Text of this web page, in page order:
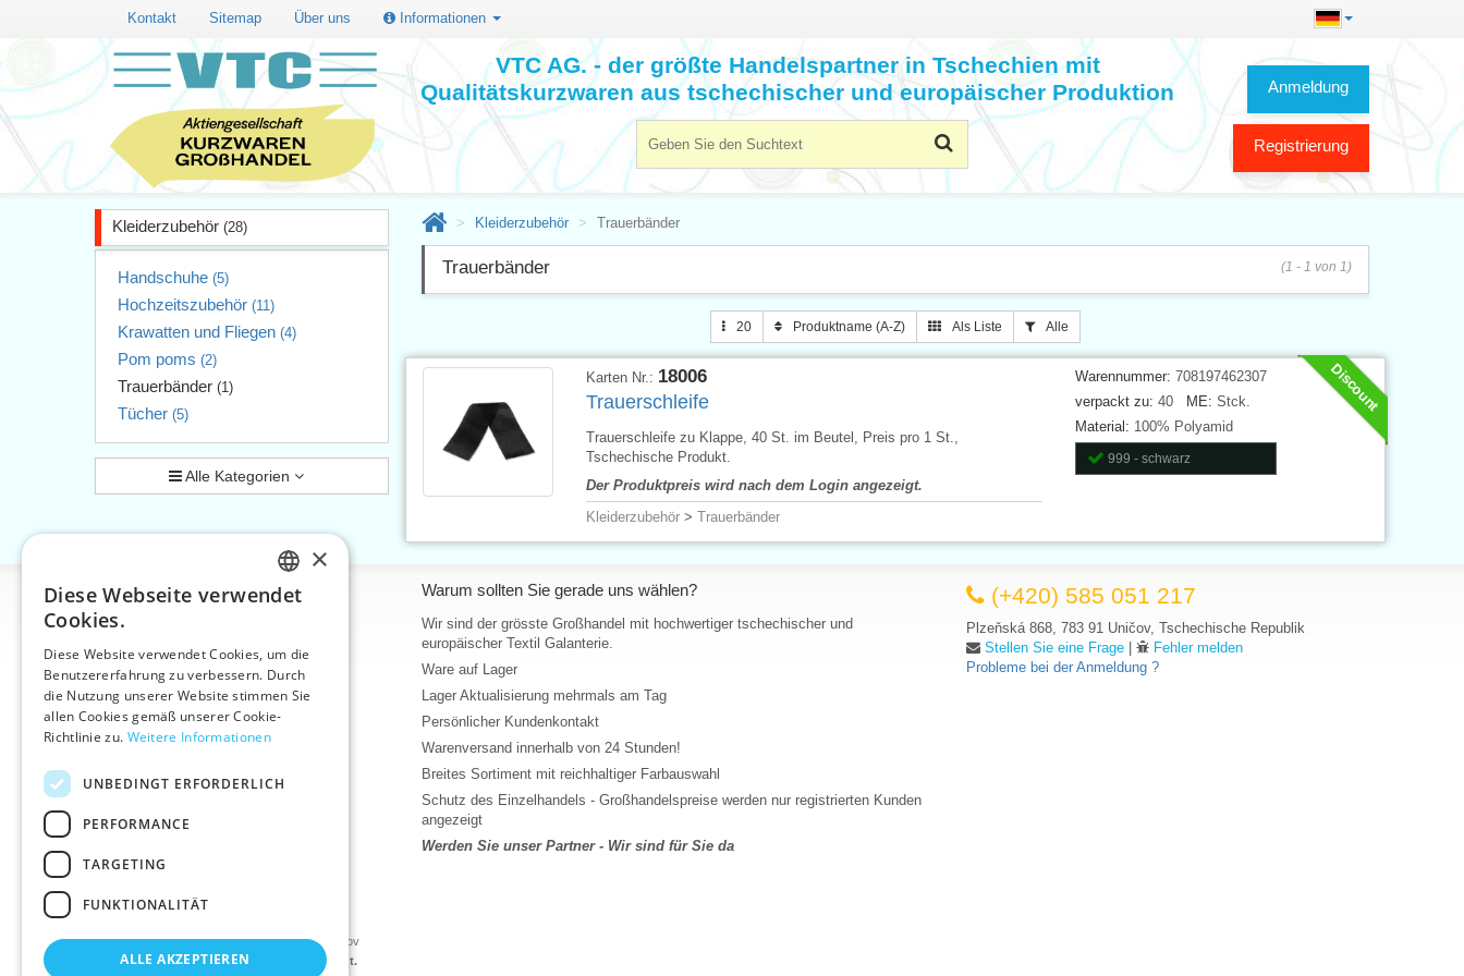
Kontakt Sitemap Über uns Informationen
Anmeldung
Registrierung
VTC AG. - der größte Handelspartner in Tschechien mit
Qualitätskurzwaren aus tschechischer und europäischer Produktion
Kleiderzubehör (28)
Handschuhe (5)
Hochzeitszubehör (11)
Krawatten und Fliegen (4)
Pom poms (2)
Trauerbänder (1)
Tücher (5)
Alle Kategorien
Kleiderzubehör Trauerbänder
Trauerbänder (1 - 1 von 1)
20 Produktname (A-Z) Als Liste Alle
Discount
Warennummer: 708197462307
verpackt zu: 40 ME: Stck.
Material: 100% Polyamid
999 - schwarz
Karten Nr.: 18006
Trauerschleife
Trauerschleife zu Klappe, 40 St. im Beutel, Preis pro 1 St.,
Tschechische Produkt.
Der Produktpreis wird nach dem Login angezeigt.
Kleiderzubehör> Trauerbänder
Informationen
Home
Kontakt
Sitemap
Über uns
Geschäftsbedingungen
Download
Produktvideos, Video-Tutorials
©2026 Kurzwaren-Großhandel - VTC AG., Uničov
Die Preise werden nach dem Login angezeigt.
Warum sollten Sie gerade uns wählen?
Wir sind der grösste Großhandel mit hochwertiger tschechischer und
europäischer Textil Galanterie.
Ware auf Lager
Lager Aktualisierung mehrmals am Tag
Persönlicher Kundenkontakt
Warenversand innerhalb von 24 Stunden!
Breites Sortiment mit reichhaltiger Farbauswahl
Schutz des Einzelhandels - Großhandelspreise werden nur registrierten Kunden
angezeigt
Werden Sie unser Partner - Wir sind für Sie da
(+420) 585 051 217
Plzeňská 868, 783 91 Uničov, Tschechische Republik
Stellen Sie eine Frage |
Fehler melden
Probleme bei der Anmeldung ?
CZECH
ENGLISH
×
Diese Webseite verwendet
Cookies.
Diese Website verwendet Cookies, um die
Benutzererfahrung zu verbessern. Durch
die Nutzung unserer Website stimmen Sie
allen Cookies gemäß unserer Cookie-
Richtlinie zu. Weitere Informationen
UNBEDINGT ERFORDERLICH
PERFORMANCE
TARGETING
FUNKTIONALITÄT
ALLE AKZEPTIEREN